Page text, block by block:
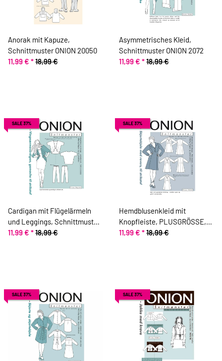
Anorak mit Kapuze,
Schnittmuster ONION 20050
11,99 € *18,99 €
Asymmetrisches Kleid,
Schnittmuster ONION 2072
11,99 € *18,99 €
SALE 37%
Cardigan mit Flügelärmeln
und Leggings, Schnittmuster
ONION 6022
11,99 € *18,99 €
SALE 37%
Hemdblusenkleid mit
Knopfleiste, PLUSGRÖSSE,
Schnittmuster ONION 9002
11,99 € *18,99 €
SALE 37% SALE 37%